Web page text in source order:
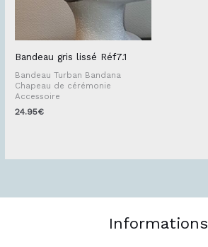
Bandeau gris lissé Réf7.1
Bandeau Turban Bandana
Chapeau de cérémonie
Accessoire
24.95€
Informations